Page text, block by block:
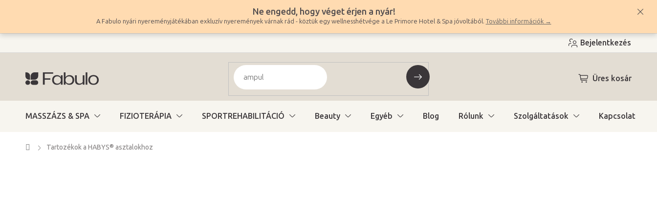
tartalomhoz
Ne engedd, hogy véget érjen a nyár!
A Fabulo nyári nyereményjátékában exkluzív nyeremények várnak rád - köztük egy wellnesshétvége a Le Primore Hotel & Spa jóvoltából. További információk →
Bejelentkezés
KOSÁR
Üres kosár
MASSZÁZS & SPA FIZIOTERÁPIA SPORTREHABILITÁCIÓ Beauty Egyéb Blog Rólunk Szolgáltatások Kapcsolat
Kezdőlap
Tartozékok a HABYS® asztalokhoz